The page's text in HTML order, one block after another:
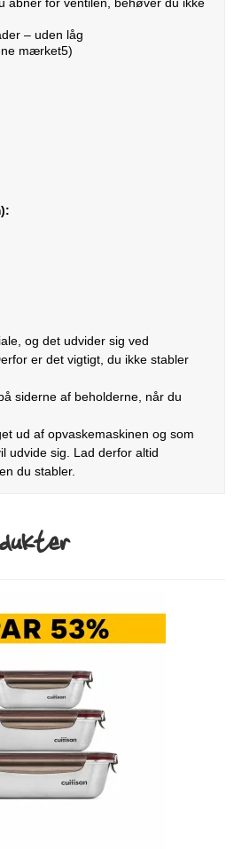
– uden låg
mærket5)
og det udvider sig ved
er det vigtigt, du ikke stabler
siderne af beholderne, når du
ud af opvaskemaskinen og som
udvide sig. Lad derfor altid
du stabler.